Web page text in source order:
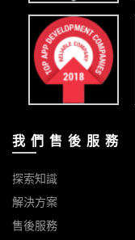
我 們 售 後 服 務
探索知識
解決方案
售後服務